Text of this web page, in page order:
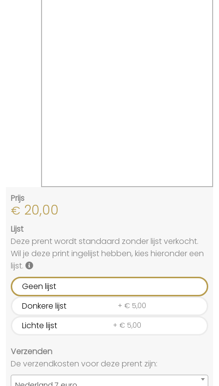
Prijs
€ 20,00
Lijst
Deze prent wordt standaard zonder lijst verkocht.
Wil je deze print ingelijst hebben, kies hieronder een
lijst.
Geen lijst
Donkere lijst
+ € 5,00
Lichte lijst + € 5,00
Verzenden
De verzendkosten voor deze prent zijn: